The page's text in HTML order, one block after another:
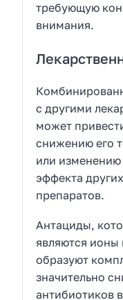
требующую
внимания.
с другими
может
снижению его
или изменению
эффекта
препаратов.
Антациды,
являются ионы
образуют
значительно
антибиотиков